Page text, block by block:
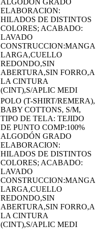
ELABORACION:
HILADOS DE DISTINTOS
COLORES; ACABADO:
LAVADO
CONSTRUCCION:MANGA
LARGA,CUELLO
REDONDO,SIN
ABERTURA,SIN FORRO,A
LA CINTURA
(CINT),S/APLIC MEDI
POLO (T-SHIRT/REMERA),
BABY COTTONS, S/M,
TIPO DE TELA: TEJIDO
DE PUNTO COMP:100%
ALGODÓN GRADO
ELABORACION:
HILADOS DE DISTINTOS
COLORES; ACABADO:
LAVADO
CONSTRUCCION:MANGA
LARGA,CUELLO
REDONDO,SIN
ABERTURA,SIN FORRO,A
LA CINTURA
(CINT),S/APLIC MEDI